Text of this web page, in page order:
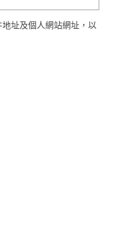
址及個人網站網址，以